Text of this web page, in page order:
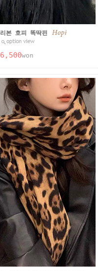
리본 호피 똑딱핀
6,500won